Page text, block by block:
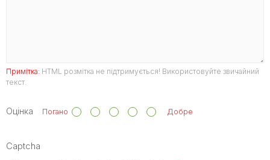
Примітка: HTML розмітка не підтримується! Використовуйте звичайний
текст.
Оцінка Погано Добре
Captcha